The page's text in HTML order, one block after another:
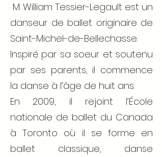
M. William Tessier-Legault est un
danseur de ballet originaire de
Saint-Michel-de-Bellechasse.
Inspiré par sa soeur et soutenu
par ses parents, il commence
la danse à l’âge de huit ans.
En 2009, il rejoint l’École
nationale de ballet du Canada
à Toronto où il se forme en
ballet classique, danse